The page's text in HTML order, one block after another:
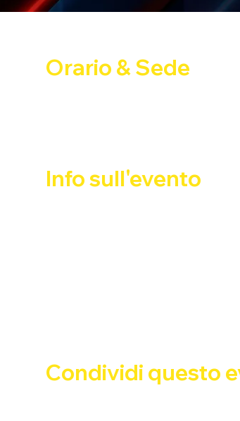
Orario & Sede
Info sull'evento
Condividi questo